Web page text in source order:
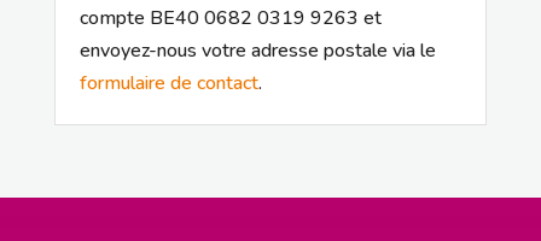
compte BE40 0682 0319 9263 et
envoyez-nous votre adresse postale via le
formulaire de contact.